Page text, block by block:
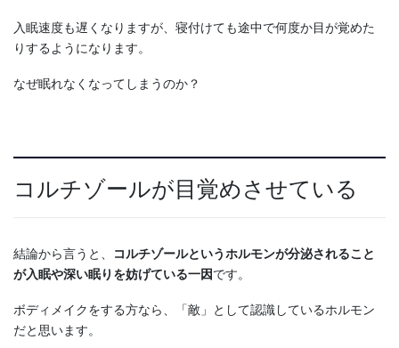
入眠速度も遅くなりますが、寝付けても途中で何度か目が覚めた
りするようになります。
なぜ眠れなくなってしまうのか？
コルチゾールが目覚めさせている
結論から言うと、
コルチゾールというホルモンが分泌されること
が入眠や深い眠りを妨げている一因です。
ボディメイクをする方なら、「敵」として認識しているホルモン
だと思います。